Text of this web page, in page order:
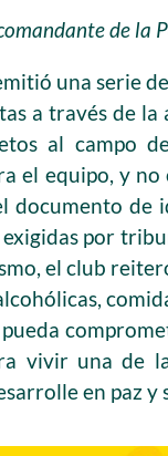
de la
una serie
a través de
al campo
el equipo, y
documento de
por
el club
vivir una de
en paz y